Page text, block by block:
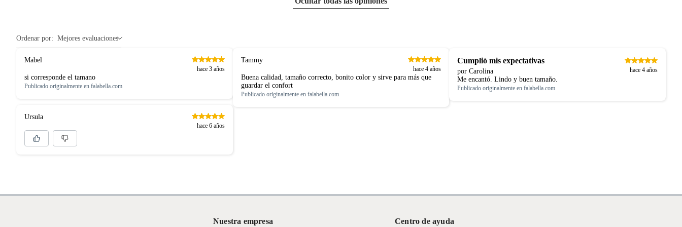
Ordenar por: Mejores evaluaciones
Mabel
hace 3 años
si corresponde el tamano
Publicado originalmente en falabella.com
Ursula
hace 6 años
Tammy
hace 4 años
Buena calidad, tamaño correcto, bonito color y sirve para más que
guardar el confort
Publicado originalmente en falabella.com
Cumplió mis expectativas
por Carolina hace 4 años
Me encantó. Lindo y buen tamaño.
Publicado originalmente enfalabella.com
Nuestra empresa Centro de ayuda